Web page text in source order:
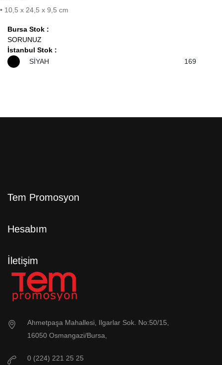
• 10,5 x 24,5 x 9,5 cm
Bursa Stok :
SORUNUZ
İstanbul Stok :
SİYAH
169
Tem Promosyon
Hesabım
İletişim
Ahmetpaşa Mahallesi, Ilgarlar Sok. No:50/15,
16050 Osmangazi/Bursa,
0 (224) 221 25 25